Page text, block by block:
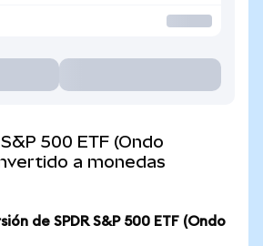
500 ETF (Ondo
a monedas
de SPDR S&P 500 ETF (Ondo